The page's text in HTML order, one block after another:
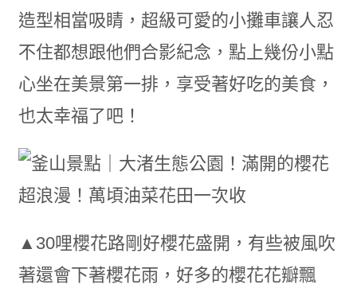
造型相當吸睛，超級可愛的小攤車讓人忍
不住都想跟他們合影紀念，點上幾份小點
心坐在美景第一排，享受著好吃的美食，
也太幸福了吧！
▲30哩櫻花路剛好櫻花盛開，有些被風吹
著還會下著櫻花雨，好多的櫻花花瓣飄